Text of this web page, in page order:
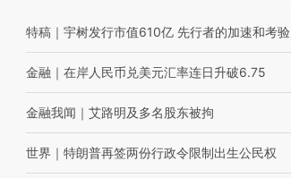
特稿 ｜ 宇树发行市值610亿 先行者的加速和考验
金融 ｜ 在岸人民币兑美元汇率连日升破6.75
金融我闻 ｜ 艾路明及多名股东被拘
世界 ｜ 特朗普再签两份行政令限制出生公民权